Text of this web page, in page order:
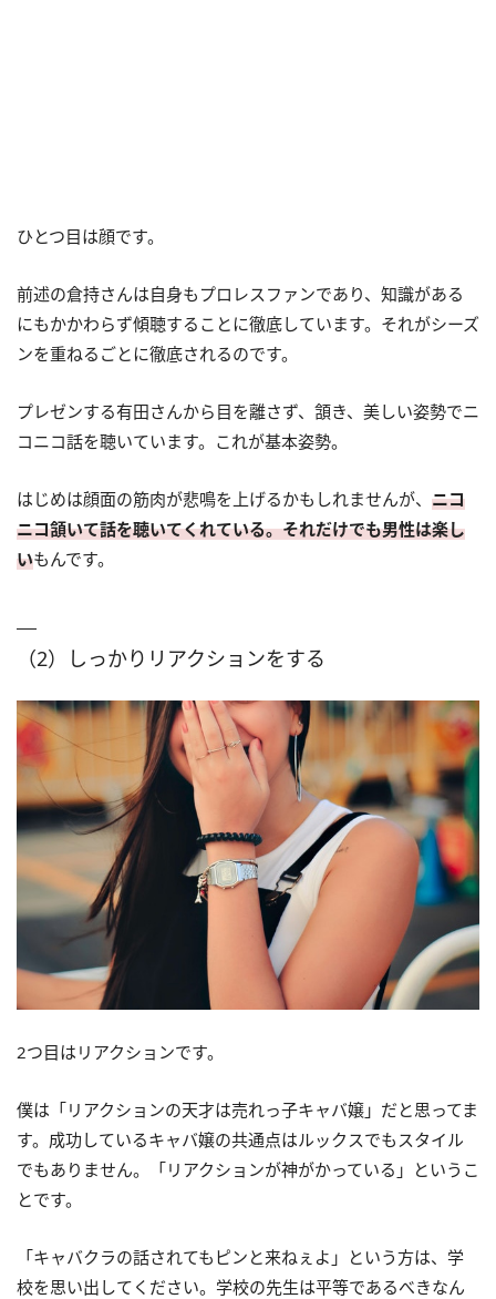
ひとつ目は顔です。
前述の倉持さんは自身もプロレスファンであり、知識がある
にもかかわらず傾聴することに徹底しています。それがシーズ
ンを重ねるごとに徹底されるのです。
プレゼンする有田さんから目を離さず、頷き、美しい姿勢でニ
コニコ話を聴いています。これが基本姿勢。
はじめは顔面の筋肉が悲鳴を上げるかもしれませんが、 ニコ
ニコ頷いて話を聴いてくれている。それだけでも男性は楽し
いもんです。
（2）しっかりリアクションをする
2つ目はリアクションです。
僕は「リアクションの天才は売れっ子キャバ嬢」だと思ってま
す。成功しているキャバ嬢の共通点はルックスでもスタイル
でもありません。「リアクションが神がかっている」というこ
とです。
「キャバクラの話されてもピンと来ねぇよ」という方は、学
校を思い出してください。学校の先生は平等であるべきなん